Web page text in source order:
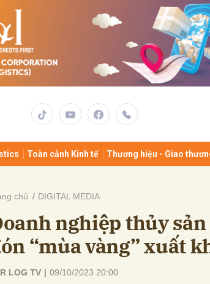
Toàn cảnh Kinh tế Thương hiệu - Giao
chủ DIGITAL MEDIA
nghiệp thủy
“mùa vàng” xuất
LOG TV | 09/10/2023 20:00
Gửi bình luận